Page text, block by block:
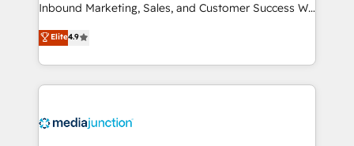
Inbound Marketing, Sales, and Customer Success We
specialize in driving revenue growth for companies
across industries through tailored marketing, sales,
and customer success strategies, utilizing RevOps
methodologies. As Latin America's largest HubSpot
offer unparalleled insights. Operating in five
Elite4.9